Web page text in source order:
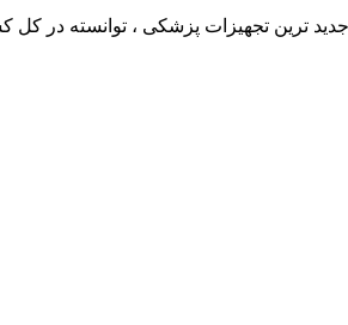
ترین تجهیزات پزشکی ، توانسته در